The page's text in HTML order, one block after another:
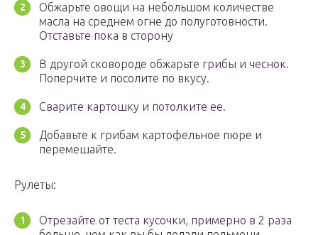
Обжарьте овощи на небольшом количестве
масла на среднем огне до полуготовности.
Отставьте пока в сторону
В другой сковороде обжарьте грибы и чеснок.
Поперчите и посолите по вкусу.
Сварите картошку и потолките ее.
Добавьте к грибам картофельное пюре и
перемешайте.
Рулеты:
Отрезайте от теста кусочки, примерно в 2 раза